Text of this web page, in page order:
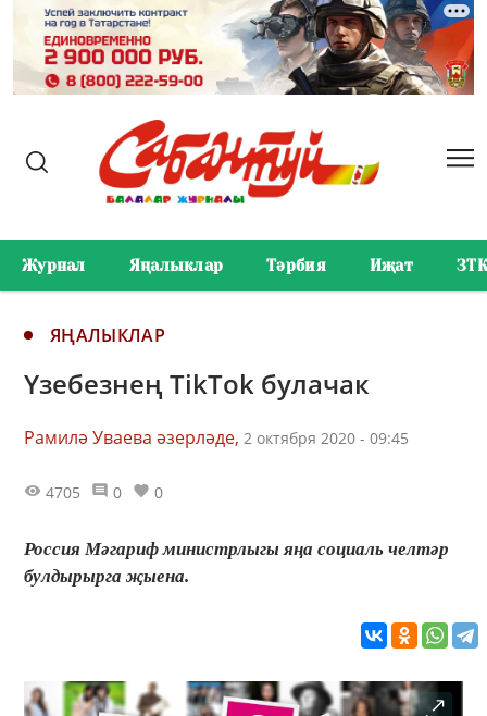
Журнал Яңалыклар Тәрбия Иҗат ЗТК
ЯҢАЛЫКЛАР
Үзебезнең TikTok булачак
Рамилә Уваева әзерләде, 2 октября 2020 - 09:45
4705 0 0
Россия Мәгариф министрлыгы яңа социаль челтәр
булдырырга җыена.